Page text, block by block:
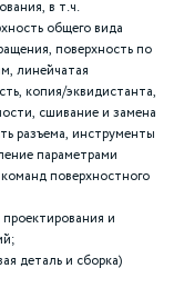
в т.ч.
общего вида
поверхность по
линейчатая
копия/эквидистанта,
сшивание и замена
разъема, инструменты
параметрами
поверхностного
и
деталь и сборка)